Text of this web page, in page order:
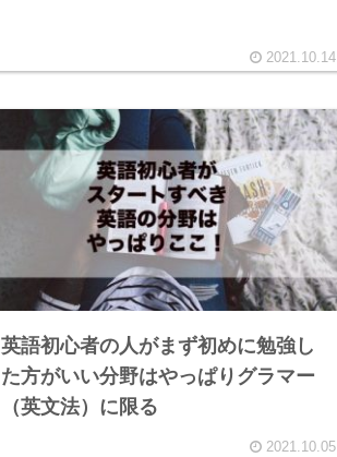
2021.10.14
英語初心者の人がまず初めに勉強し
た方がいい分野はやっぱりグラマー
（英文法）に限る
2021.10.05